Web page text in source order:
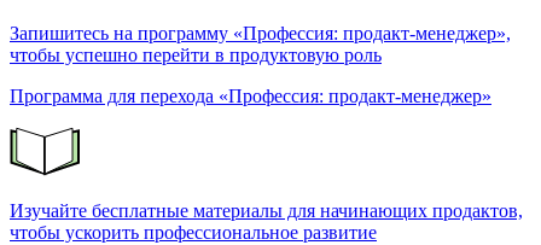
Запишитесь на программу «Профессия: продакт-менеджер»,
чтобы успешно перейти в продуктовую роль
Программа для перехода «Профессия: продакт-менеджер»
Изучайте бесплатные материалы для начинающих продактов,
чтобы ускорить профессиональное развитие